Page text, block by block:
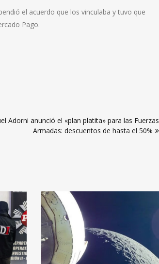
el acuerdo que los vinculaba y tuvo que
Pago.
Adorni anunció el «plan platita» para las Fuerzas
Armadas: descuentos de hasta el 50%